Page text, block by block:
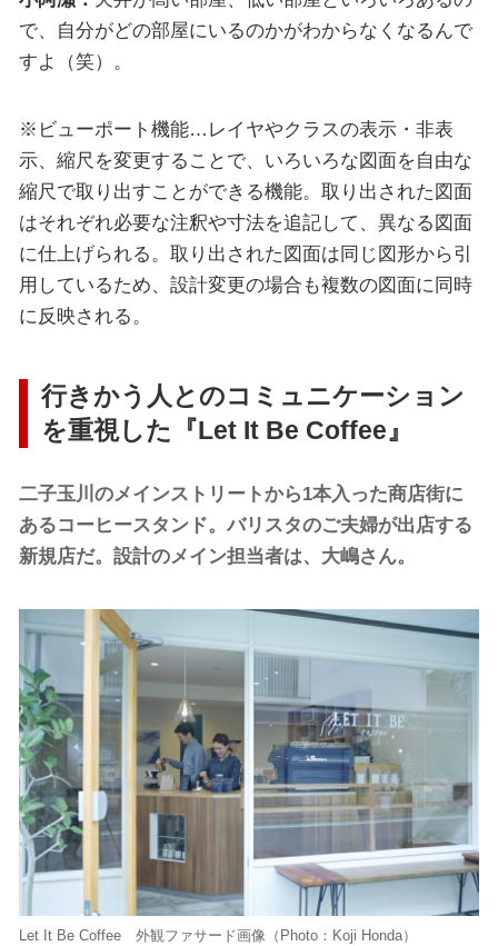
で、自分がどの部屋にいるのかがわからなくなるんで
すよ（笑）。
※ビューポート機能…レイヤやクラスの表示・非表
示、縮尺を変更することで、いろいろな図面を自由な
縮尺で取り出すことができる機能。取り出された図面
はそれぞれ必要な注釈や寸法を追記して、異なる図面
に仕上げられる。取り出された図面は同じ図形から引
用しているため、設計変更の場合も複数の図面に同時
に反映される。
行きかう人とのコミュニケーション
を重視した『Let It Be Coffee』
二子玉川のメインストリートから1本入った商店街に
あるコーヒースタンド。バリスタのご夫婦が出店する
新規店だ。設計のメイン担当者は、大嶋さん。
Let It Be Coffee 外観ファサード画像（Photo：Koji Honda）